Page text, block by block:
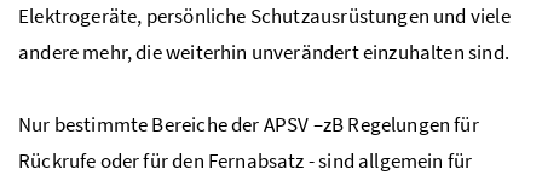
Elektrogeräte, persönliche Schutzausrüstungen und viele
andere mehr, die weiterhin unverändert einzuhalten sind.
Nur bestimmte Bereiche der APSV –zB Regelungen für
Rückrufe oder für den Fernabsatz - sind allgemein für